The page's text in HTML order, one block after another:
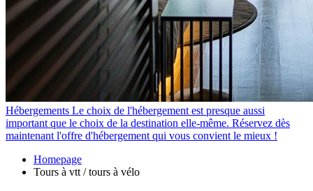
Hébergements Le choix de l'hébergement est presque aussi
important que le choix de la destination elle-même. Réservez dès
maintenant l'offre d'hébergement qui vous convient le mieux !
Homepage
Tours à vtt / tours à vélo